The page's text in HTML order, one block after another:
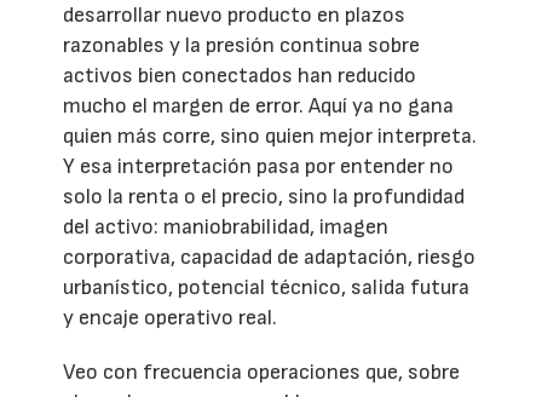
desarrollar nuevo producto en plazos
razonables y la presión continua sobre
activos bien conectados han reducido
mucho el margen de error. Aquí ya no gana
quien más corre, sino quien mejor interpreta.
Y esa interpretación pasa por entender no
solo la renta o el precio, sino la profundidad
del activo: maniobrabilidad, imagen
corporativa, capacidad de adaptación, riesgo
urbanístico, potencial técnico, salida futura
y encaje operativo real.
Veo con frecuencia operaciones que, sobre